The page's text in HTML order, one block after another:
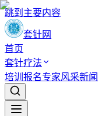
跳到主要内容
套针网
首页
套针疗法
培训报名专家风采新